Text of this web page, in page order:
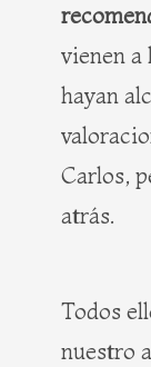
vienen a
hayan
Carlos,
atrás.
Todos
nuestro